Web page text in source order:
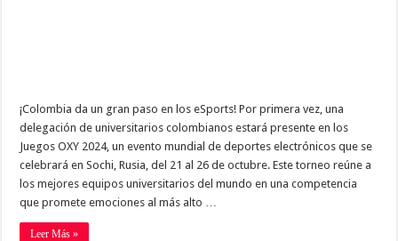
¡Colombia da un gran paso en los eSports! Por primera vez, una
delegación de universitarios colombianos estará presente en los
Juegos OXY 2024, un evento mundial de deportes electrónicos que se
celebrará en Sochi, Rusia, del 21 al 26 de octubre. Este torneo reúne a
los mejores equipos universitarios del mundo en una competencia
que promete emociones al más alto …
Leer Más »